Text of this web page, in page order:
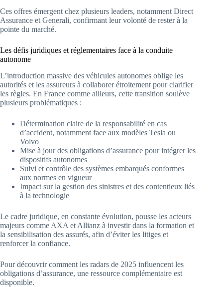
Ces offres émergent chez plusieurs leaders, notamment Direct
Assurance et Generali, confirmant leur volonté de rester à la
pointe du marché.
Les défis juridiques et réglementaires face à la conduite
autonome
L’introduction massive des véhicules autonomes oblige les
autorités et les assureurs à collaborer étroitement pour clarifier
les règles. En France comme ailleurs, cette transition soulève
plusieurs problématiques :
Détermination claire de la responsabilité en cas
d’accident, notamment face aux modèles Tesla ou
Volvo
Mise à jour des obligations d’assurance pour intégrer les
dispositifs autonomes
Suivi et contrôle des systèmes embarqués conformes
aux normes en vigueur
Impact sur la gestion des sinistres et des contentieux liés
à la technologie
Le cadre juridique, en constante évolution, pousse les acteurs
majeurs comme AXA et Allianz à investir dans la formation et
la sensibilisation des assurés, afin d’éviter les litiges et
renforcer la confiance.
Pour découvrir comment les radars de 2025 influencent les
obligations d’assurance, une ressource complémentaire est
disponible.